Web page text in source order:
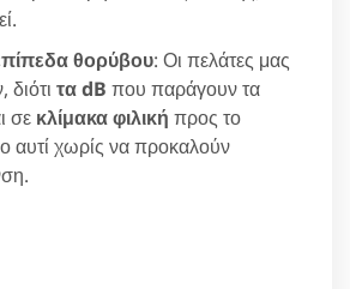
θορύβου: Οι πελάτες μας
τα dB που παράγουν τα
σε κλίμακα φιλική προς το
αυτί χωρίς να προκαλούν